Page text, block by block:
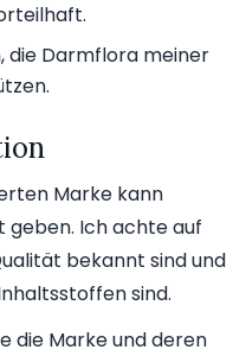
die Darmflora meiner
Marke kann
geben. Ich achte auf
bekannt sind und
sind.
die Marke und deren